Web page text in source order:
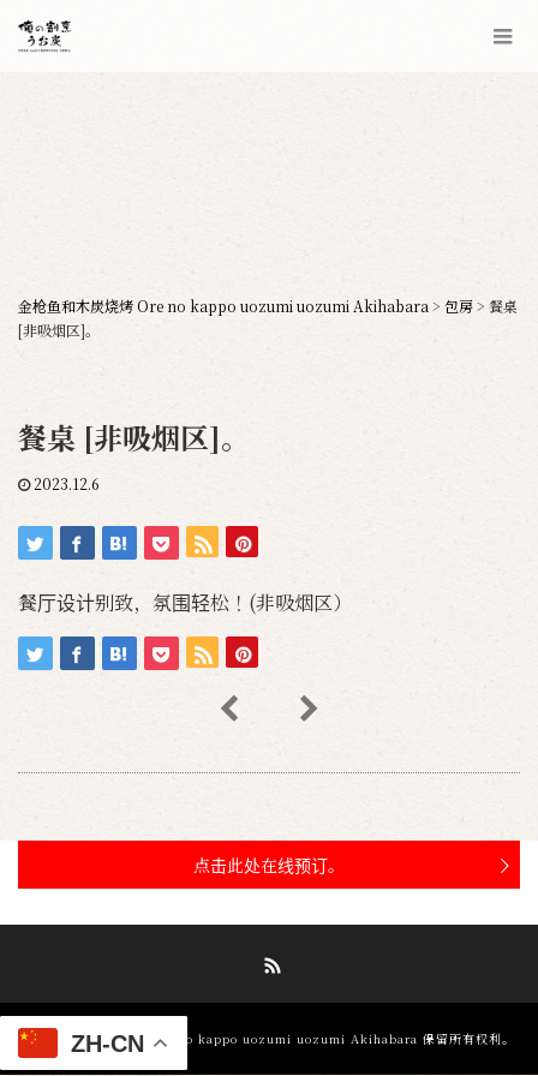
金枪鱼和木炭烧烤 Ore no kappo uozumi uozumi Akihabara > 包房> 餐桌
[非吸烟区]。
餐桌 [非吸烟区]。
2023.12.6
餐厅设计别致，氛围轻松！(非吸烟区）
点击此处在线预订。
© 金枪鱼和木炭烧烤 Ore no kappo uozumi uozumi Akihabara 保留所有权利。
ZH-CN